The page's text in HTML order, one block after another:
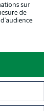
sur
de